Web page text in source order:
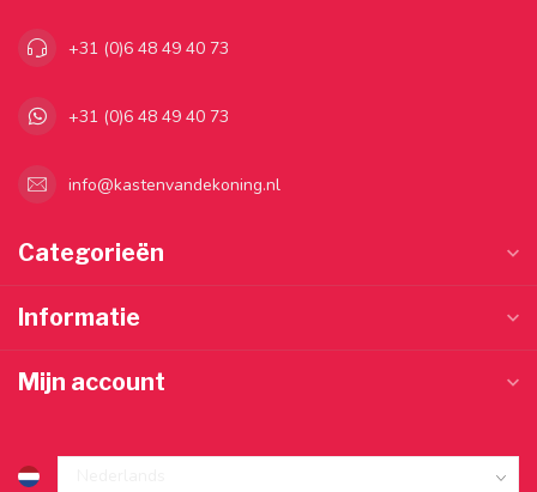
+31 (0)6 48 49 40 73
+31 (0)6 48 49 40 73
info@kastenvandekoning.nl
Categorieën
Informatie
Mijn account